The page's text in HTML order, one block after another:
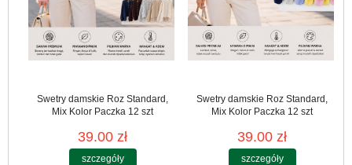
Swetry damskie Roz Standard,
Mix Kolor Paczka 12 szt
39.00 zł
szczegóły
Swetry damskie Roz Standard,
Mix Kolor Paczka 12 szt
39.00 zł
szczegóły